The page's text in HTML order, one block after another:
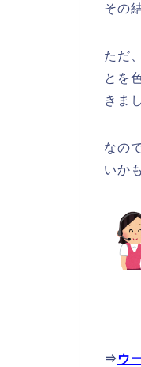
その
ただ
とを
きま
なの
いか
⇒ ウ